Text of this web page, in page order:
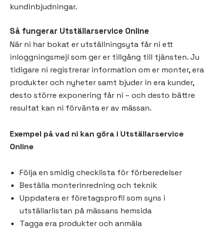
kundinbjudningar.
Så fungerar Utställarservice Online
När ni har bokat er utställningsyta får ni ett
inloggningsmejl som ger er tillgång till tjänsten. Ju
tidigare ni registrerar information om er monter, era
produkter och nyheter samt bjuder in era kunder,
desto större exponering får ni – och desto bättre
resultat kan ni förvänta er av mässan.
Exempel på vad ni kan göra i Utställarservice
Online
Följa en smidig checklista för förberedelser
Beställa monterinredning och teknik
Uppdatera er företagsprofil som syns i
utställarlistan på mässans hemsida
Tagga era produkter och anmäla